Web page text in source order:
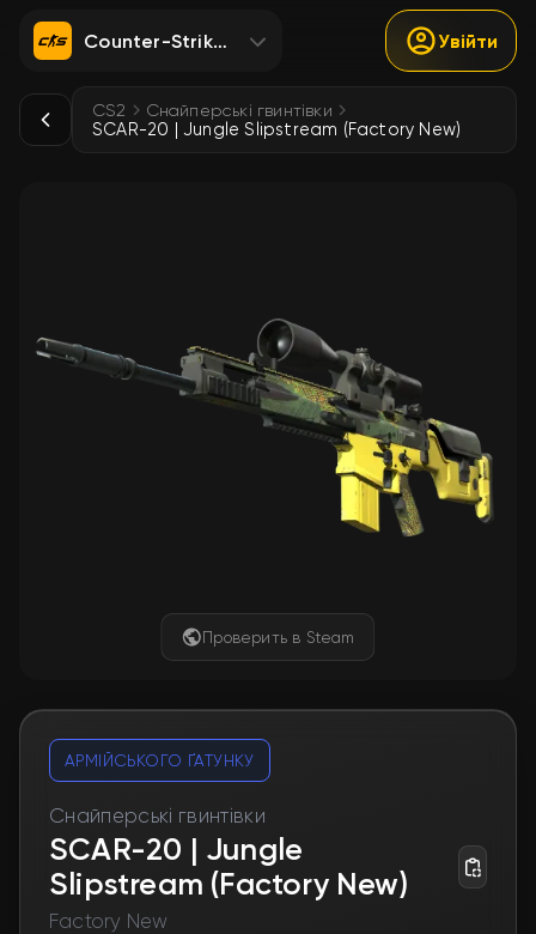
Counter-Strike 2 Увійти
CS2 Снайперські гвинтівки
SCAR-20 | Jungle Slipstream (Factory New)
Проверить в Steam
АРМІЙСЬКОГО ҐАТУНКУ
Снайперські гвинтівки
SCAR-20 | Jungle
Slipstream (Factory New)
Factory New